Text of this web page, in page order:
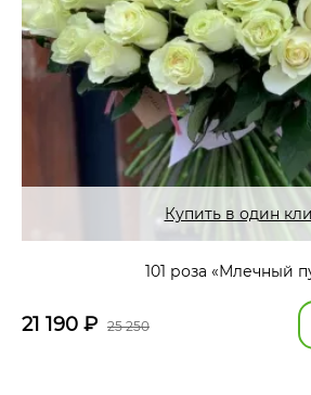
Купить в один
101 роза «Млечный
21 190 ₽ 25 250